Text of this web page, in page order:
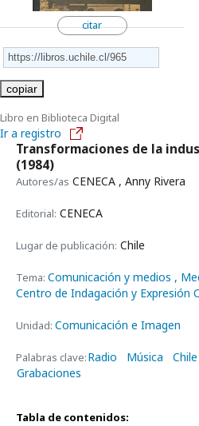
citar
copiar
Libro en Biblioteca Digital
Ir a registro
Transformaciones de la
(1984)
Autores/as CENECA , Anny Rivera
Editorial: CENECA
Lugar de publicación: Chile
Tema: Comunicación y medios ,
Centro de Indagación y Expresión
Unidad: Comunicación e Imagen
Palabras clave:Radio Música Chile
Grabaciones
Tabla de contenidos: